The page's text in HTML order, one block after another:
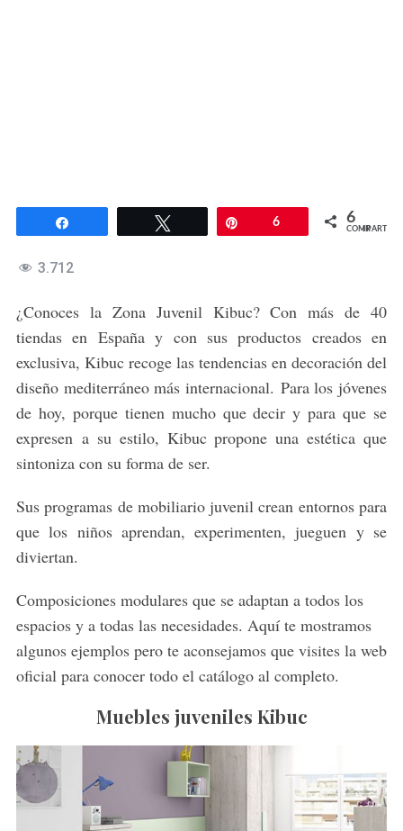
Twittear 6 6
COMPARTIR
3.712
¿Conoces la Zona Juvenil Kibuc? Con más de 40
tiendas en España y con sus productos creados en
exclusiva, Kibuc recoge las tendencias en decoración del
diseño mediterráneo más internacional. Para los jóvenes
de hoy, porque tienen mucho que decir y para que se
expresen a su estilo, Kibuc propone una estética que
sintoniza con su forma de ser.
Sus programas de mobiliario juvenil crean entornos para
que los niños aprendan, experimenten, jueguen y se
diviertan.
Composiciones modulares que se adaptan a todos los
espacios y a todas las necesidades. Aquí te mostramos
algunos ejemplos pero te aconsejamos que visites la web
oficial para conocer todo el catálogo al completo.
Muebles juveniles Kibuc